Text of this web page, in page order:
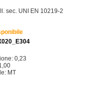
sec. UNI EN 10219-2
0,23
MT